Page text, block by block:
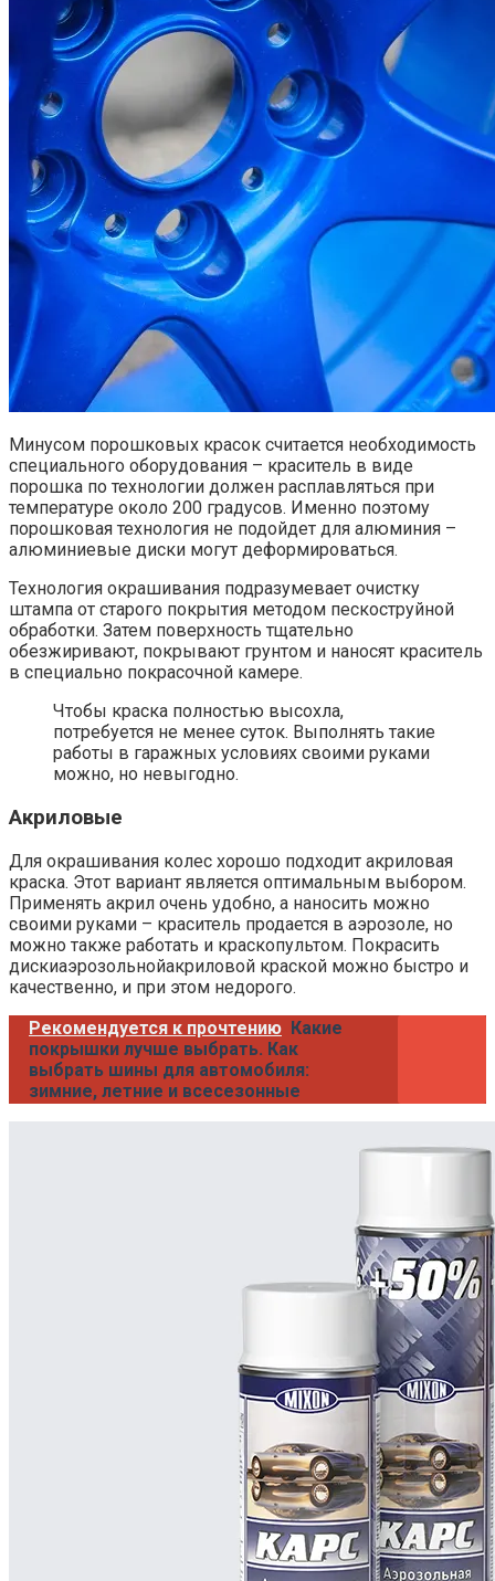
Минусом порошковых красок считается необходимость
специального оборудования – краситель в виде
порошка по технологии должен расплавляться при
температуре около 200 градусов. Именно поэтому
порошковая технология не подойдет для алюминия –
алюминиевые диски могут деформироваться.
Технология окрашивания подразумевает очистку
штампа от старого покрытия методом пескоструйной
обработки. Затем поверхность тщательно
обезжиривают, покрывают грунтом и наносят краситель
в специально покрасочной камере.
Чтобы краска полностью высохла,
потребуется не менее суток. Выполнять такие
работы в гаражных условиях своими руками
можно, но невыгодно.
Акриловые
Для окрашивания колес хорошо подходит акриловая
краска. Этот вариант является оптимальным выбором.
Применять акрил очень удобно, а наносить можно
своими руками – краситель продается в аэрозоле, но
можно также работать и краскопультом. Покрасить
дискиаэрозольнойакриловой краской можно быстро и
качественно, и при этом недорого.
Рекомендуется к прочтению Какие
покрышки лучше выбрать. Как
выбрать шины для автомобиля:
зимние, летние и всесезонные